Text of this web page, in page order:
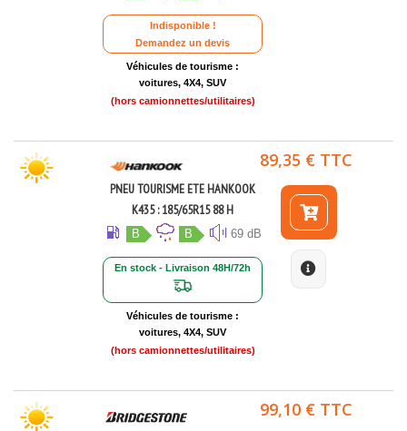
Indisponible !
Demandez un devis
Véhicules de tourisme :
voitures, 4X4, SUV
(hors camionnettes/utilitaires)
PNEU TOURISME ETE HANKOOK
K435 : 185/65R15 88 H
B B 69 dB
En stock - Livraison 48H/72h
Véhicules de tourisme :
voitures, 4X4, SUV
(hors camionnettes/utilitaires)
89,35 € TTC
99,10 € TTC